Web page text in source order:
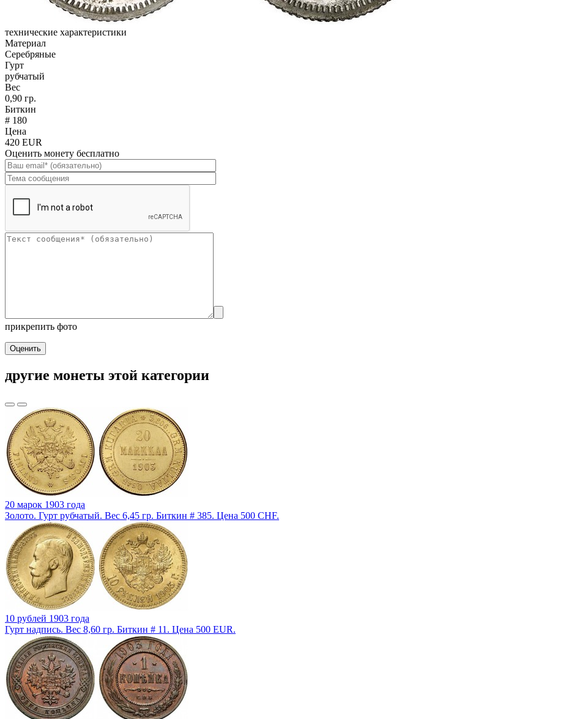
технические характеристики
Материал
Серебряные
Гурт
рубчатый
Вес
0,90 гр.
Биткин
# 180
Цена
420 EUR
Оценить монету бесплатно
прикрепить фото
Оценить
другие монеты этой категории
20 марок 1903 года
Золото. Гурт рубчатый. Вес 6,45 гр. Биткин # 385. Цена 500 CHF.
10 рублей 1903 года
Гурт надпись. Вес 8,60 гр. Биткин # 11. Цена 500 EUR.